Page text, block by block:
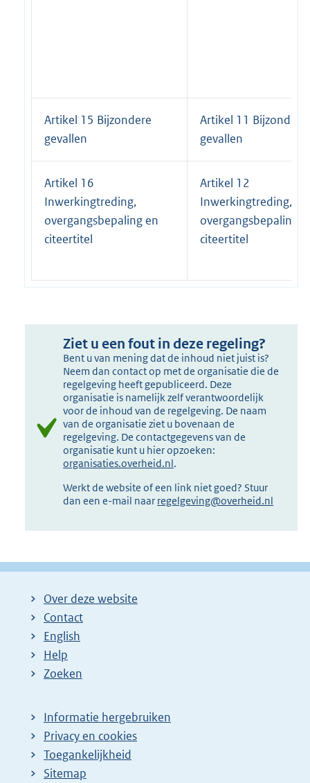
Artikel 15 Bijzondere
gevallen
Artikel 11 Bijzondere
gevallen
Artikel 16
Inwerkingtreding,
overgangsbepaling en
citeertitel
Artikel 12
Inwerkingtreding,
overgangsbepaling
citeertitel
Ziet u een fout in deze regeling?
Bent u van mening dat de inhoud niet juist is?
Neem dan contact op met de organisatie die de
regelgeving heeft gepubliceerd. Deze
organisatie is namelijk zelf verantwoordelijk
voor de inhoud van de regelgeving. De naam
van de organisatie ziet u bovenaan de
regelgeving. De contactgegevens van de
organisatie kunt u hier opzoeken:
organisaties.overheid.nl.
Werkt de website of een link niet goed? Stuur
dan een e-mail naar regelgeving@overheid.nl
Over deze website
Contact
English
Help
Zoeken
Informatie hergebruiken
Privacy en cookies
Toegankelijkheid
Sitemap